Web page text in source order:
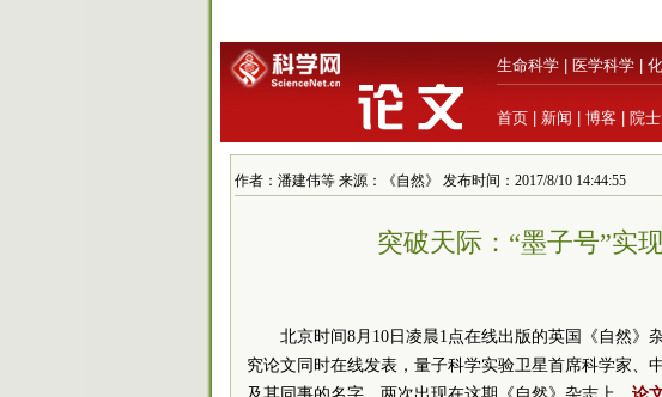
生命科学 医学科学
首页 新闻 博客 院士
作者：潘建伟等 来源：《自然》 发布时间：2017/8/10 14:44:55
突破天际：“墨子号”实
北京时间8月10日凌晨1点在线出版的英国《自然》
究论文同时在线发表，量子科学实验卫星首席科学家、